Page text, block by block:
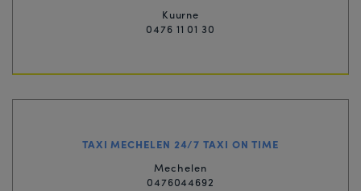
Kuurne
0476 11 01 30
TAXI MECHELEN 24/7 TAXI ON TIME
Mechelen
0476044692